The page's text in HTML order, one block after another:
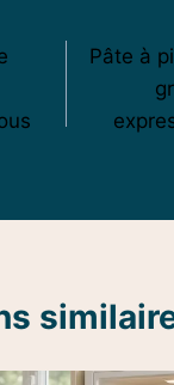
Pâte à